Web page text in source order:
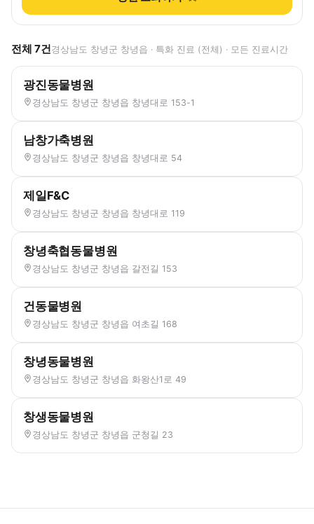
전체 7건경상남도 창녕군 창녕읍 · 특화 진료 (전체) · 모든 진료시간
광진동물병원
경상남도 창녕군 창녕읍 창녕대로 153-1
남창가축병원
경상남도 창녕군 창녕읍 창녕대로 54
제일F&C
경상남도 창녕군 창녕읍 창녕대로 119
창녕축협동물병원
경상남도 창녕군 창녕읍 갈전길 153
건동물병원
경상남도 창녕군 창녕읍 여초길 168
창녕동물병원
경상남도 창녕군 창녕읍 화왕산1로 49
창생동물병원
경상남도 창녕군 창녕읍 군청길 23